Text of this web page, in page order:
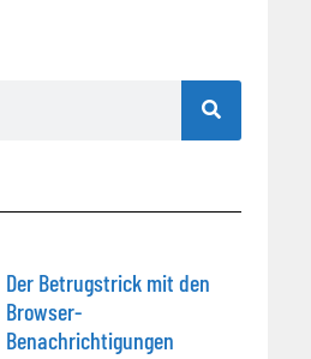
Der Betrugstrick mit den
Browser-
Benachrichtigungen